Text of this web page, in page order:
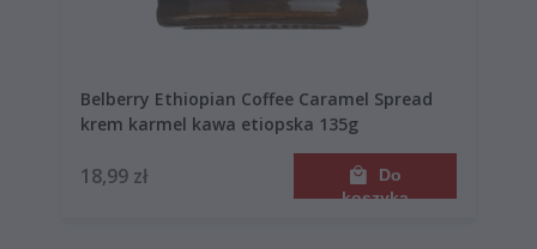
Belberry Ethiopian Coffee Caramel Spread
krem karmel kawa etiopska 135g
18,99 zł
Do
koszyka